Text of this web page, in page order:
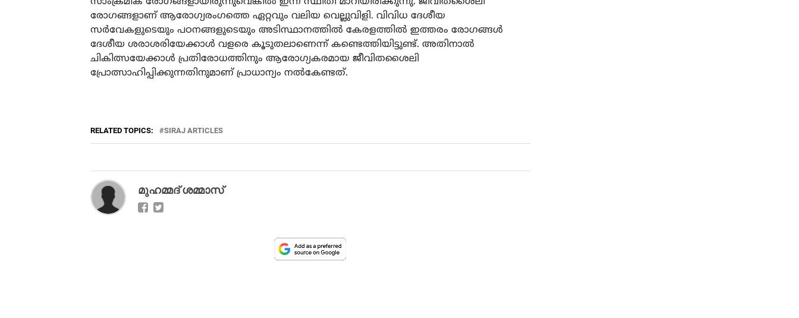
രോഗങ്ങളാണ് ആരോഗ്യരംഗത്തെ ഏറ്റവും വലിയ വെല്ലുവിളി. വിവിധ ദേശീയ
സര്‍വേകളുടെയും പഠനങ്ങളുടെയും അടിസ്ഥാനത്തില്‍ കേരളത്തില്‍ ഇത്തരം രോഗങ്ങള്‍
ദേശീയ ശരാശരിയേക്കാള്‍ വളരെ കൂടുതലാണെന്ന് കണ്ടെത്തിയിട്ടുണ്ട്. അതിനാല്‍
ചികിത്സയേക്കാള്‍ പ്രതിരോധത്തിനും ആരോഗ്യകരമായ ജീവിതശൈലി
പ്രോത്സാഹിപ്പിക്കുന്നതിനുമാണ് പ്രാധാന്യം നല്‍കേണ്ടത്.
RELATED TOPICS: SIRAJ ARTICLES
മുഹമ്മദ് ശമ്മാസ്